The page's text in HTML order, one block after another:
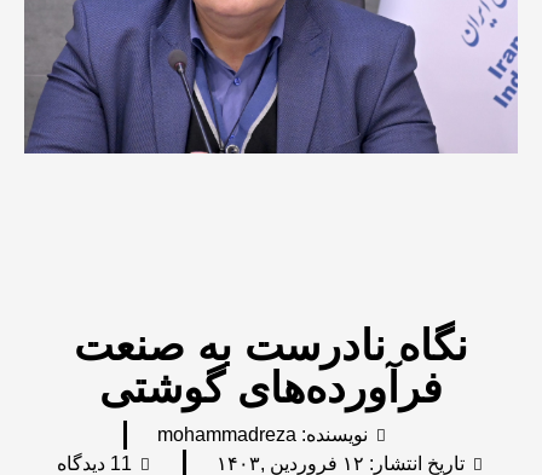
نگاه نادرست به صنعت
فرآورده‌های گوشتی
نویسنده:mohammadreza
تاریخ انتشار:۱۲ فروردین ,۱۴۰۳ 11 دیدگاه